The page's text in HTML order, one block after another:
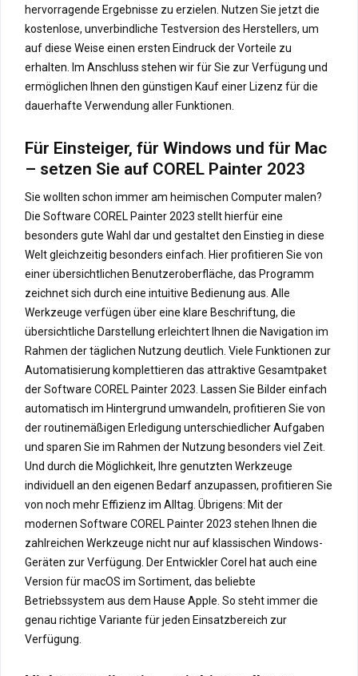
hervorragende Ergebnisse zu erzielen. Nutzen Sie jetzt die
kostenlose, unverbindliche Testversion des Herstellers, um
auf diese Weise einen ersten Eindruck der Vorteile zu
erhalten. Im Anschluss stehen wir für Sie zur Verfügung und
ermöglichen Ihnen den günstigen Kauf einer Lizenz für die
dauerhafte Verwendung aller Funktionen.
Für Einsteiger, für Windows und für Mac
– setzen Sie auf COREL Painter 2023
Sie wollten schon immer am heimischen Computer malen?
Die Software COREL Painter 2023 stellt hierfür eine
besonders gute Wahl dar und gestaltet den Einstieg in diese
Welt gleichzeitig besonders einfach. Hier profitieren Sie von
einer übersichtlichen Benutzeroberfläche, das Programm
zeichnet sich durch eine intuitive Bedienung aus. Alle
Werkzeuge verfügen über eine klare Beschriftung, die
übersichtliche Darstellung erleichtert Ihnen die Navigation im
Rahmen der täglichen Nutzung deutlich. Viele Funktionen zur
Automatisierung komplettieren das attraktive Gesamtpaket
der Software COREL Painter 2023. Lassen Sie Bilder einfach
automatisch im Hintergrund umwandeln, profitieren Sie von
der routinemäßigen Erledigung unterschiedlicher Aufgaben
und sparen Sie im Rahmen der Nutzung besonders viel Zeit.
Und durch die Möglichkeit, Ihre genutzten Werkzeuge
individuell an den eigenen Bedarf anzupassen, profitieren Sie
von noch mehr Effizienz im Alltag. Übrigens: Mit der
modernen Software COREL Painter 2023 stehen Ihnen die
zahlreichen Werkzeuge nicht nur auf klassischen Windows-
Geräten zur Verfügung. Der Entwickler Corel hat auch eine
Version für macOS im Sortiment, das beliebte
Betriebssystem aus dem Hause Apple. So steht immer die
genau richtige Variante für jeden Einsatzbereich zur
Verfügung.